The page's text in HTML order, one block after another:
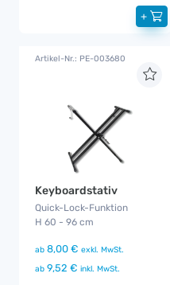
+
Artikel-Nr.: PE-003680
Keyboardstativ
Quick-Lock-Funktion
H 60 - 96 cm
ab 8,00 € exkl. MwSt.
ab 9,52 € inkl. MwSt.